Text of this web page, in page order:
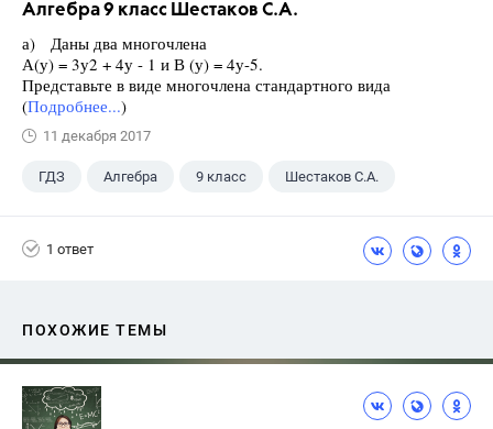
Алгебра 9 класс Шестаков С.А.
а) Даны два многочлена
А(у) = 3у2 + 4у - 1 и В (у) = 4у-5.
Представьте в виде многочлена стандартного вида
(Подробнее...)
11 декабря 2017
ГДЗ Алгебра 9 класс Шестаков С.А.
1 ответ
ПОХОЖИЕ ТЕМЫ